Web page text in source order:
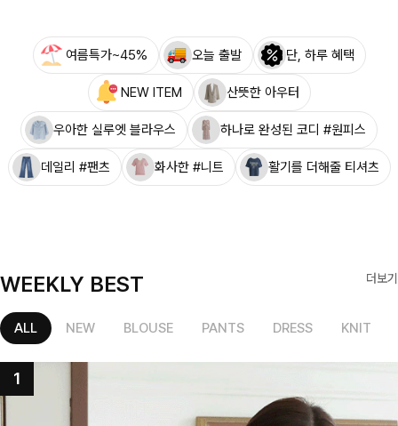
여름특가~45% 오늘 출발 단, 하루 혜택
NEW ITEM 산뜻한 아우터
우아한 실루엣 블라우스 하나로 완성된 코디 #원피스
데일리 #팬츠 화사한 #니트 활기를 더해줄 티셔츠
WEEKLY BEST 더보기
ALL NEW BLOUSE PANTS DRESS KNIT